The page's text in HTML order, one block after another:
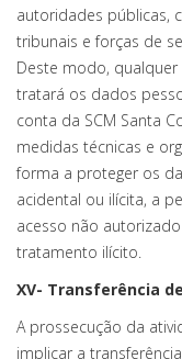
autoridades públicas,
tribunais e forças de
Deste modo,
tratará os dados
conta da SCM Santa
medidas técnicas e
forma a proteger os
acidental ou ilícita, a
acesso não
tratamento ilícito.
XV- Transferência
A prossecução da
implicar a